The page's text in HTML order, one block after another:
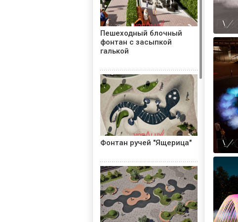
Пешеходный блочный
фонтан с засыпкой
галькой
Фонтан ручей "Ящерица"